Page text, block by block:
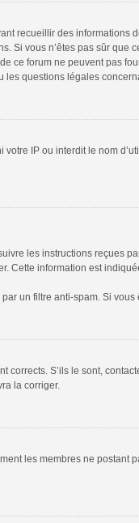
recueillir des informations
vous n’êtes pas sûr que
ce forum ne peuvent pas
les questions légales
IP ou interdit le nom
les instructions reçues
information est
un filtre anti-spam. Si
S’ils le sont,
la corriger.
les membres ne